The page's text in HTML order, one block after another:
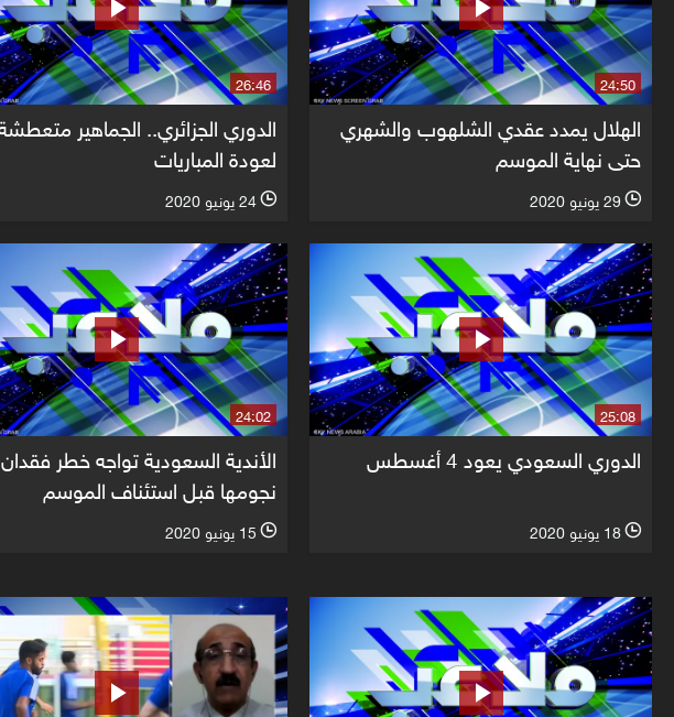
24:50
الهلال يمدد عقدي الشلهوب والشهري
حتى نهاية الموسم
26:46
الدوري الجزائري.. الجماهير متعطشة
لعودة المباريات
25:08
الدوري السعودي يعود 4 أغسطس
24:02
الأندية السعودية تواجه خطر فقدان
نجومها قبل استئناف الموسم